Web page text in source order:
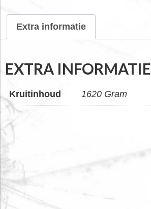
Extra informatie
EXTRA INFORMATIE
Kruitinhoud 1620 Gram
FOOTER
WIDGET
HEADER
SALE